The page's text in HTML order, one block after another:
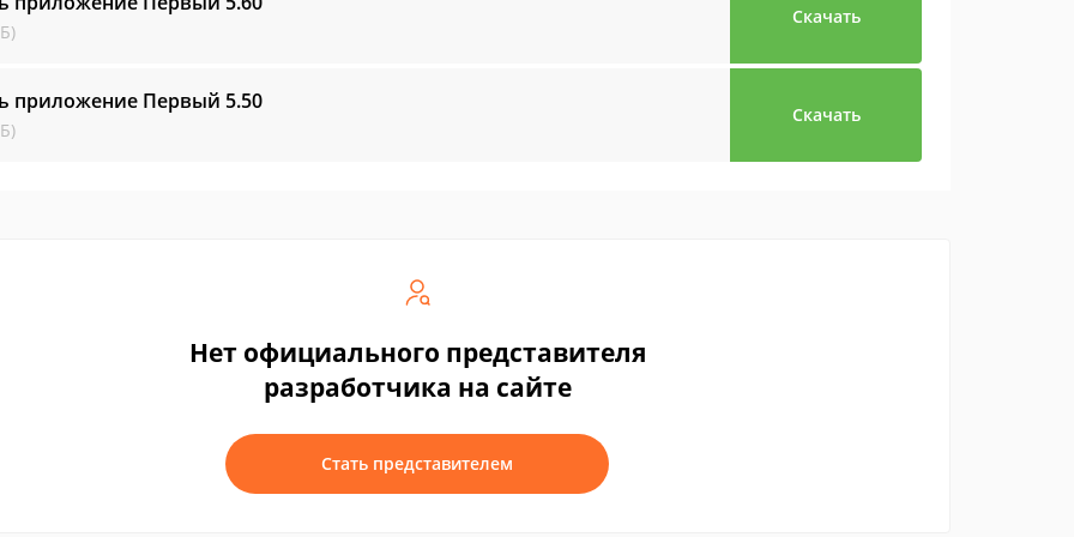
Скачать
приложение Первый 5.50
Скачать
Нет официального представителя
разработчика на сайте
Стать представителем